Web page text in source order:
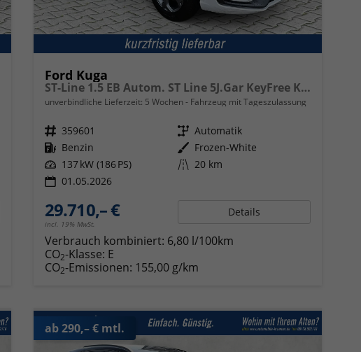
Ford Kuga
ST-Line 1.5 EB Autom. ST Line 5J.Gar KeyFree Kamera
unverbindliche Lieferzeit: 5 Wochen Fahrzeug mit Tageszulassung
Fahrzeugnr. 359601 Getriebe Automatik
Kraftstoff Benzin Außenfarbe Frozen-White
Leistung 137 kW (186 PS) Kilometerstand 20 km
01.05.2026
29.710,– €
incl. 19% MwSt.
Details
Verbrauch kombiniert: 6,80 l/100km
CO2-Klasse: E
CO2-Emissionen: 155,00 g/km
ab 290,– € mtl.